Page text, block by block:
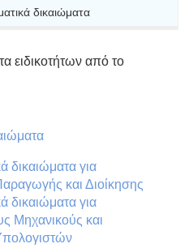
δικαιώματα
ειδικοτήτων από το
δικαιώματα για
και Διοίκησης
δικαιώματα για
Μηχανικούς και